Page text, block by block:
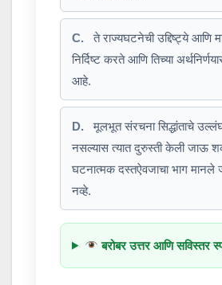
C.
ते राज्यघटनेची उद्दिष्ट्ये आणि
निर्दिष्ट करते आणि तिच्या
आहे.
D.
मूलभूत संरचना सिद्धांताचे
नसल्यास त्यात दुरुस्ती केली जाऊ
घटनात्मक दस्तऐवजाचा भाग मानले
नव्हे.
बरोबर उत्तर आणि सविस्तर